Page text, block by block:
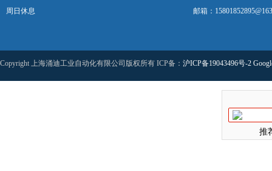
周日休息 邮箱：
Copyright 上海涌迪工业自动化有限公司版权所有 ICP备： 沪ICP备19043496号-2
推